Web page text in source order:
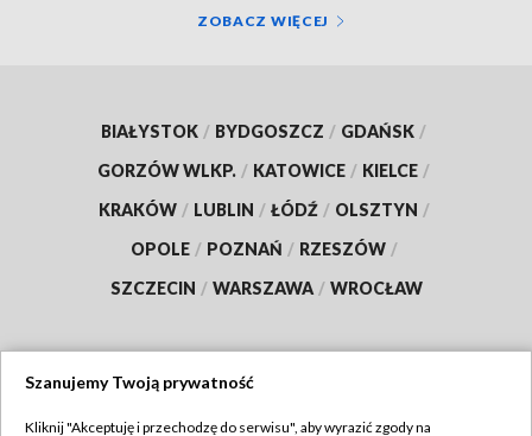
ZOBACZ WIĘCEJ
BIAŁYSTOK / BYDGOSZCZ / GDAŃSK /
GORZÓW WLKP. / KATOWICE / KIELCE /
KRAKÓW / LUBLIN / ŁÓDŹ / OLSZTYN /
OPOLE / POZNAŃ / RZESZÓW /
SZCZECIN / WARSZAWA / WROCŁAW
Szanujemy Twoją prywatność
Kliknij "Akceptuję i przechodzę do serwisu", aby wyrazić zgody na